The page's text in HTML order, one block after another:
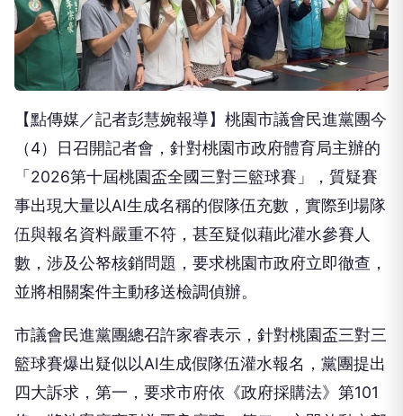
【點傳媒／記者彭慧婉報導】桃園市議會民進黨團今
（4）日召開記者會，針對桃園市政府體育局主辦的
「2026第十屆桃園盃全國三對三籃球賽」，質疑賽
事出現大量以AI生成名稱的假隊伍充數，實際到場隊
伍與報名資料嚴重不符，甚至疑似藉此灌水參賽人
數，涉及公帑核銷問題，要求桃園市政府立即徹查，
並將相關案件主動移送檢調偵辦。
市議會民進黨團總召許家睿表示，針對桃園盃三對三
籃球賽爆出疑似以AI生成假隊伍灌水報名，黨團提出
四大訴求，第一，要求市府依《政府採購法》第101